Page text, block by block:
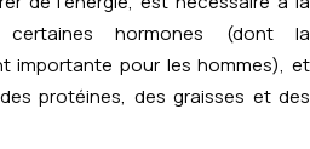
hormones (dont la
importante pour les hommes), et
protéines, des graisses et des